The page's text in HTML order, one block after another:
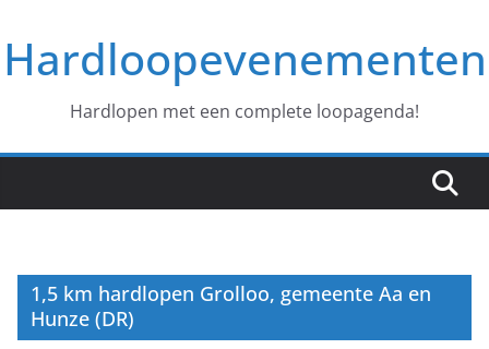
naar
deHardloopevenementen
Hardlopen met een complete loopagenda!
1,5 km hardlopen Grolloo, gemeente Aa en
Hunze (DR)